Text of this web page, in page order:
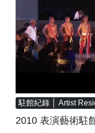
駐館紀錄 │ Artist